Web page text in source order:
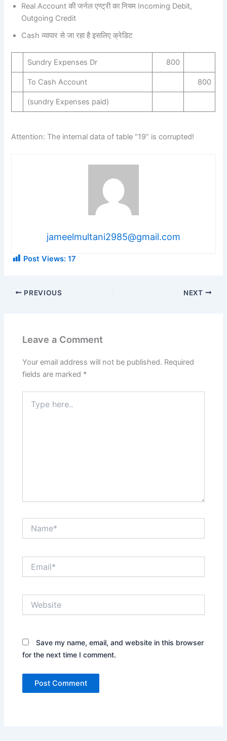
Real Account की जर्नल एण्ट्री का नियम Incoming Debit,
Outgoing Credit
Cash व्यापार से जा रहा है इसलिए क्रेडिट
Sundry Expenses Dr 800
To Cash Account 800
(sundry Expenses paid)
Attention: The internal data of table “19” is corrupted!
jameelmultani2985@gmail.com
Post Views: 17
PREVIOUS NEXT
Leave a Comment
Your email address will not be published. Required
fields are marked *
here..
Save my name, email, and website in this browser
for the next time I comment.